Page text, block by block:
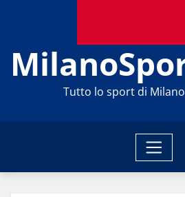
Tutto lo sport di